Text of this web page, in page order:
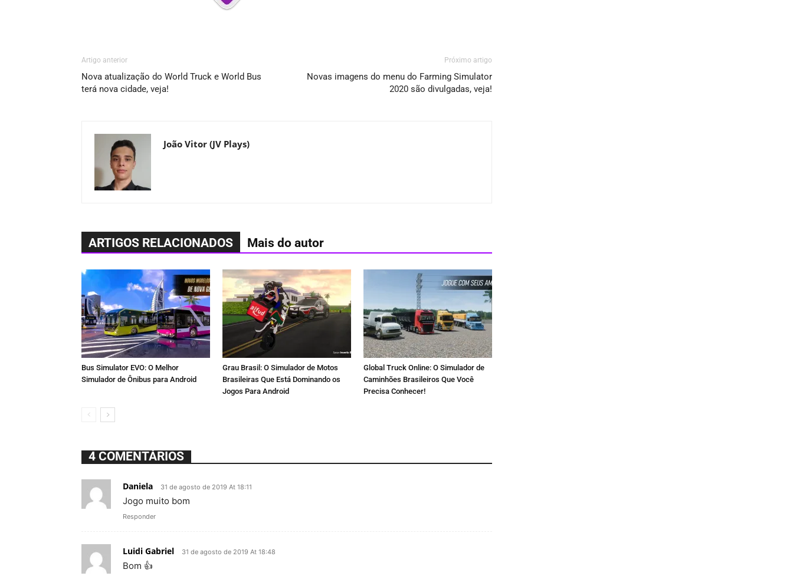
Artigo anterior
Nova atualização do World Truck e World Bus
terá nova cidade, veja!
Próximo artigo
Novas imagens do menu do Farming Simulator
2020 são divulgadas, veja!
João Vitor (JV Plays)
ARTIGOS RELACIONADOS Mais do autor
Bus Simulator EVO: O Melhor
Simulador de Ônibus para Android
Grau Brasil: O Simulador de Motos
Brasileiras Que Está Dominando os
Jogos Para Android
Global Truck Online: O Simulador de
Caminhões Brasileiros Que Você
Precisa Conhecer!
4 COMENTÁRIOS
Daniela 31 de agosto de 2019 At 18:11
Jogo muito bom
Responder
Luidi Gabriel 31 de agosto de 2019 At 18:48
Bom 👍